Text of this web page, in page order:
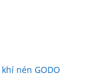
nén GODO